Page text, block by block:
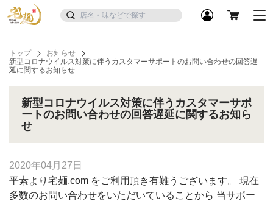
トップ
お知らせ
新型コロナウイルス対策に伴うカスタマーサポートのお問い合わせの回答遅
延に関するお知らせ
新型コロナウイルス対策に伴うカスタマーサポ
ートのお問い合わせの回答遅延に関するお知ら
せ
2020年04月27日
平素より宅麺.com をご利用頂き有難うございます。 現在
多数のお問い合わせをいただいていることから 当サポー